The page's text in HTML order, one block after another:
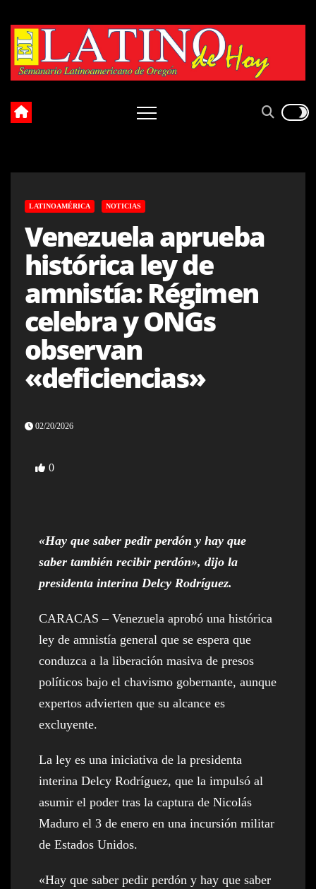
content
LATINOAMÉRICA NOTICIAS
Venezuela aprueba
histórica ley de
amnistía: Régimen
celebra y ONGs
observan
«deficiencias»
02/20/2026
0
«Hay que saber pedir perdón y hay que
saber también recibir perdón», dijo la
presidenta interina Delcy Rodríguez.
CARACAS – Venezuela aprobó una histórica
ley de amnistía general que se espera que
conduzca a la liberación masiva de presos
políticos bajo el chavismo gobernante, aunque
expertos advierten que su alcance es
excluyente.
La ley es una iniciativa de la presidenta
interina Delcy Rodríguez, que la impulsó al
asumir el poder tras la captura de Nicolás
Maduro el 3 de enero en una incursión militar
de Estados Unidos.
«Hay que saber pedir perdón y hay que saber